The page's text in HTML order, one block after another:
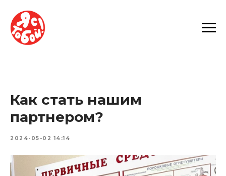
Как стать нашим
партнером?
2024-05-02 14:14